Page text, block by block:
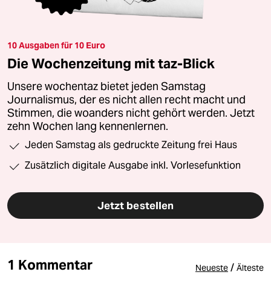
10 Ausgaben für 10 Euro
Die Wochenzeitung mit taz-Blick
Unsere wochentaz bietet jeden Samstag
Journalismus, der es nicht allen recht macht und
Stimmen, die woanders nicht gehört werden. Jetzt
zehn Wochen lang kennenlernen.
Jeden Samstag als gedruckte Zeitung frei Haus
Zusätzlich digitale Ausgabe inkl. Vorlesefunktion
Jetzt bestellen
1 Kommentar Neueste / Älteste